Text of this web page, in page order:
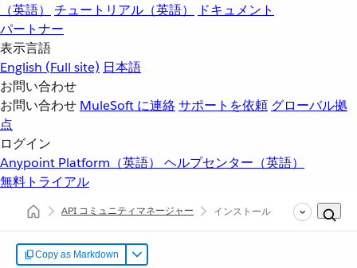
（英語）
チュートリアル（英語）
ドキュメント
パートナー
表示言語
English (Full site) 日本語
お問い合わせ
お問い合わせ MuleSoft に連絡サポートを依頼 グローバル拠
点
ログイン
Anypoint Platform（英語） ヘルプセンター（英語）
無料トライアル
API コミュニティマネージャー インストール
Copy as Markdown